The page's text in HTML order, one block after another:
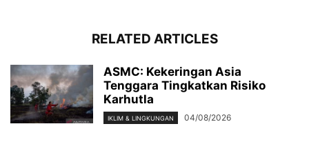
RELATED ARTICLES
ASMC: Kekeringan Asia
Tenggara Tingkatkan Risiko
Karhutla
IKLIM & LINGKUNGAN 04/08/2026